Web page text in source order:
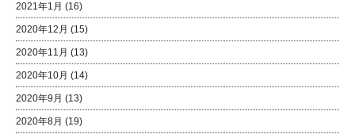
2021年1月 (16)
2020年12月 (15)
2020年11月 (13)
2020年10月 (14)
2020年9月 (13)
2020年8月 (19)